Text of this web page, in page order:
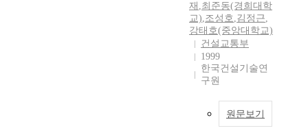
재 ,최준동(경희대학
교),조성호,김정근,
강태호(중앙대학교)
건설교통부
1999
한국건설기술연
구원
원문보기